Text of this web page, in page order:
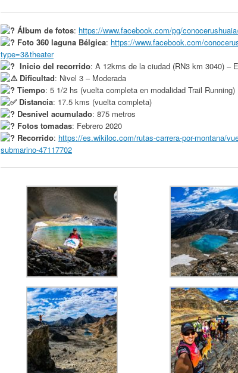
Álbum de fotos: https://www.facebook.com/pg/
Foto 360 laguna Bélgica: https://www.facebook.com/
type=3&theater
Inicio del recorrido: A 12kms de la ciudad (RN3 km 3040) –
Dificultad: Nivel 3 – Moderada
Tiempo: 5 1/2 hs (vuelta completa en modalidad Trail Running)
Distancia: 17.5 kms (vuelta completa)
Desnivel acumulado: 875 metros
Fotos tomadas: Febrero 2020
Recorrido: https://es.wikiloc.com/rutas-carrera-por-montana/
submarino-47117702